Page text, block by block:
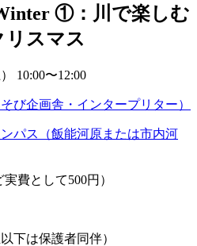
①：川で楽しむ
リスマス
10:00〜12:00
び企画舎・インタープリター）
パス（飯能河原または市内河
費として500円）
下は保護者同伴）